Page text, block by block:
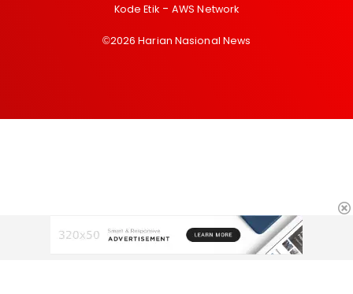
Kode Etik
AWS Network
©2026 Harian Nasional News